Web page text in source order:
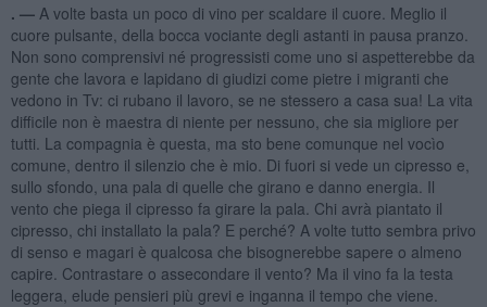
. — A volte basta un poco di vino per scaldare il cuore. Meglio il
cuore pulsante, della bocca vociante degli astanti in pausa pranzo.
Non sono comprensivi né progressisti come uno si aspetterebbe da
gente che lavora e lapidano di giudizi come pietre i migranti che
vedono in Tv: ci rubano il lavoro, se ne stessero a casa sua! La vita
difficile non è maestra di niente per nessuno, che sia migliore per
tutti. La compagnia è questa, ma sto bene comunque nel vocìo
comune, dentro il silenzio che è mio. Di fuori si vede un cipresso e,
sullo sfondo, una pala di quelle che girano e danno energia. Il
vento che piega il cipresso fa girare la pala. Chi avrà piantato il
cipresso, chi installato la pala? E perché? A volte tutto sembra privo
di senso e magari è qualcosa che bisognerebbe sapere o almeno
capire. Contrastare o assecondare il vento? Ma il vino fa la testa
leggera, elude pensieri più grevi e inganna il tempo che viene.